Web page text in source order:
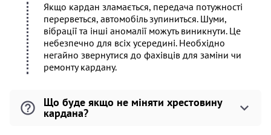
Якщо кардан зламається, передача потужності
перерветься, автомобіль зупиниться. Шуми,
вібрації та інші аномалії можуть виникнути. Це
небезпечно для всіх усередині. Необхідно
негайно звернутися до фахівців для заміни чи
ремонту кардану.
Що буде якщо не міняти хрестовину
кардана?